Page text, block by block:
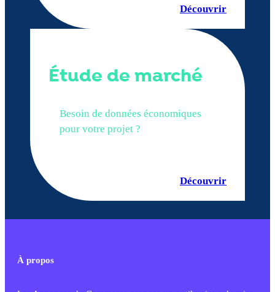
Découvrir
Étude de marché
Besoin de données économiques
pour votre projet ?
Découvrir
À propos